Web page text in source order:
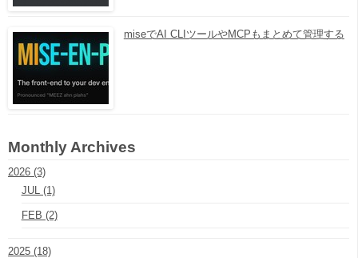
miseでAI CLIツールやMCPもまとめて管理する
Monthly Archives
2026 (3)
JUL (1)
FEB (2)
2025 (18)